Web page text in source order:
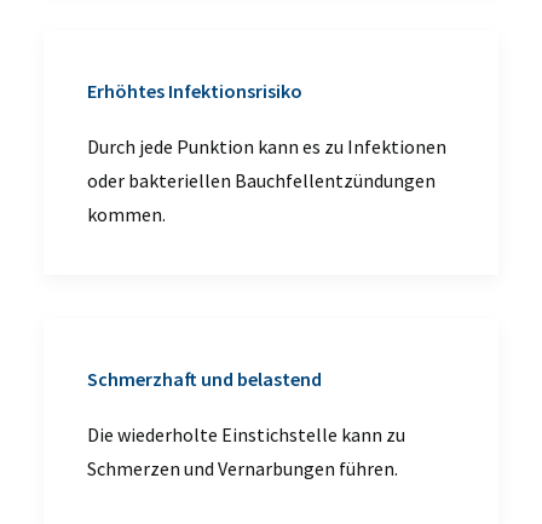
Erhöhtes Infektionsrisiko
Durch jede Punktion kann es zu Infektionen
oder bakteriellen Bauchfellentzündungen
kommen.
Schmerzhaft und belastend
Die wiederholte Einstichstelle kann zu
Schmerzen und Vernarbungen führen.